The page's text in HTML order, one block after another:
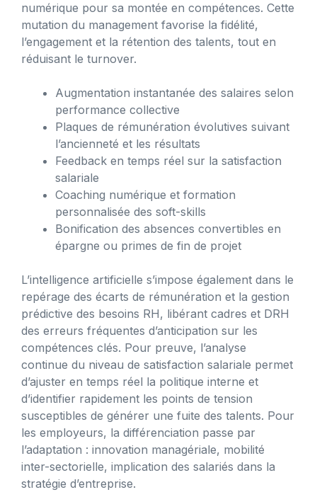
numérique pour sa montée en compétences. Cette
mutation du management favorise la fidélité,
l’engagement et la rétention des talents, tout en
réduisant le turnover.
Augmentation instantanée des salaires selon
performance collective
Plaques de rémunération évolutives suivant
l’ancienneté et les résultats
Feedback en temps réel sur la satisfaction
salariale
Coaching numérique et formation
personnalisée des soft-skills
Bonification des absences convertibles en
épargne ou primes de fin de projet
L’intelligence artificielle s’impose également dans le
repérage des écarts de rémunération et la gestion
prédictive des besoins RH, libérant cadres et DRH
des erreurs fréquentes d’anticipation sur les
compétences clés. Pour preuve, l’analyse
continue du niveau de satisfaction salariale permet
d’ajuster en temps réel la politique interne et
d’identifier rapidement les points de tension
susceptibles de générer une fuite des talents. Pour
les employeurs, la différenciation passe par
l’adaptation : innovation managériale, mobilité
inter-sectorielle, implication des salariés dans la
stratégie d’entreprise.